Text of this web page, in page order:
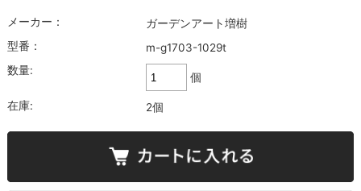
メーカー：
ガーデンアート増樹
型番：
m-g1703-1029t
数量:
個
在庫: 2個